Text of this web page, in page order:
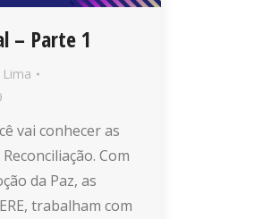
– Parte 1
vai conhecer as
Com
da Paz, as
trabalham com